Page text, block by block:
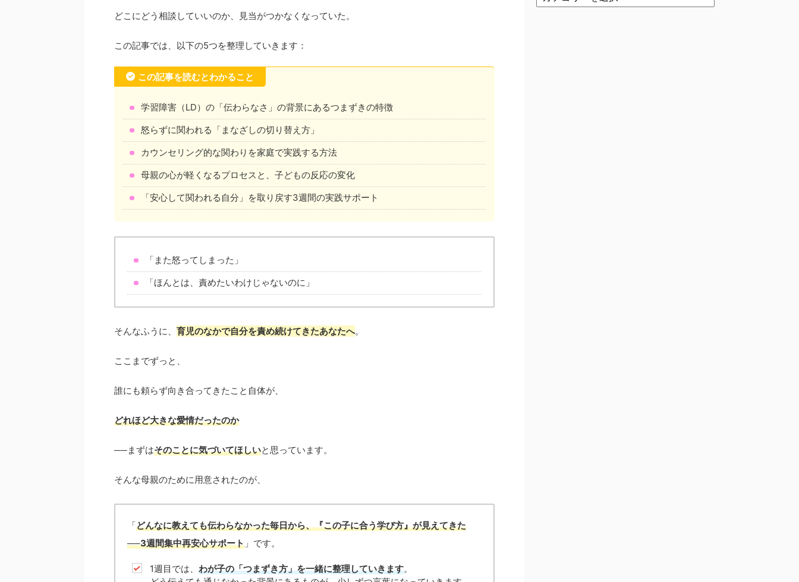
どこにどう相談していいのか、見当がつかなくなっていた。
この記事では、以下の5つを整理していきます：
この記事を読むとわかること
学習障害（LD）の「伝わらなさ」の背景にあるつまずきの特徴
怒らずに関われる「まなざしの切り替え方」
カウンセリング的な関わりを家庭で実践する方法
母親の心が軽くなるプロセスと、子どもの反応の変化
「安心して関われる自分」を取り戻す3週間の実践サポート
「また怒ってしまった」
「ほんとは、責めたいわけじゃないのに」
そんなふうに、 育児のなかで自分を責め続けてきたあなたへ。
ここまでずっと、
誰にも頼らず向き合ってきたこと自体が、
どれほど大きな愛情だったのか
──まずはそのことに気づいてほしいと思っています。
そんな母親のために用意されたのが、
「どんなに教えても伝わらなかった毎日から、『この子に合う学び方』が見えてきた
──3週間集中再安心サポート 」です。
1週目では、 わが子の「つまずき方」を一緒に整理していきます。